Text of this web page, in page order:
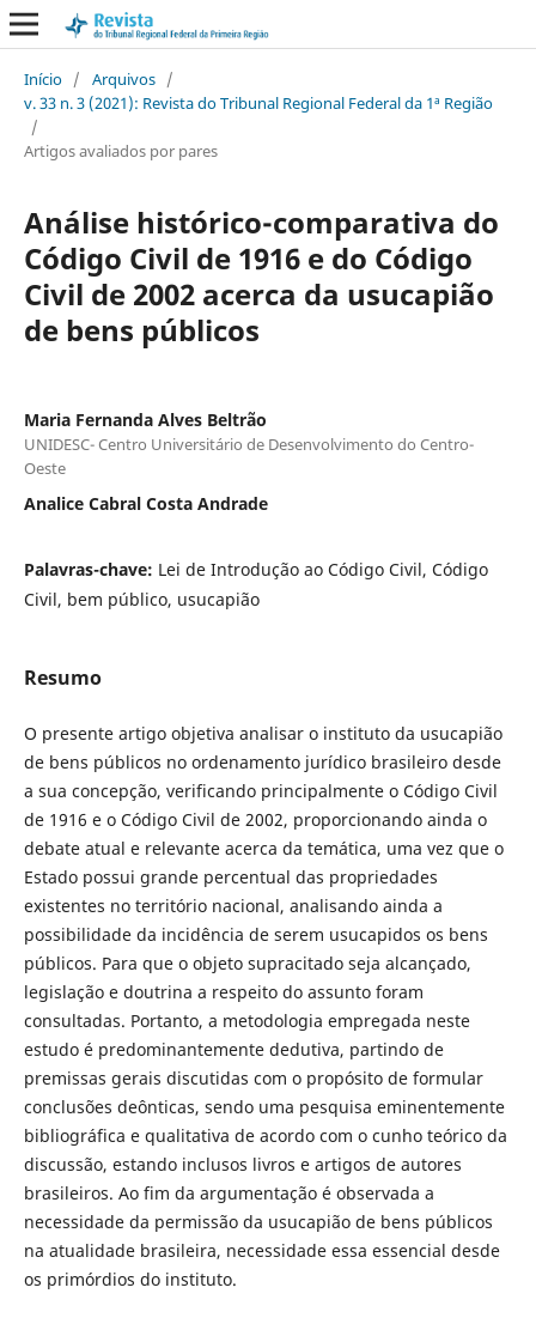
Início / Arquivos /
v. 33 n. 3 (2021): Revista do Tribunal Regional Federal da 1ª Região
/
Artigos avaliados por pares
Análise histórico-comparativa do
Código Civil de 1916 e do Código
Civil de 2002 acerca da usucapião
de bens públicos
Maria Fernanda Alves Beltrão
UNIDESC- Centro Universitário de Desenvolvimento do Centro-
Oeste
Analice Cabral Costa Andrade
Palavras-chave: Lei de Introdução ao Código Civil, Código
Civil, bem público, usucapião
Resumo
O presente artigo objetiva analisar o instituto da usucapião
de bens públicos no ordenamento jurídico brasileiro desde
a sua concepção, verificando principalmente o Código Civil
de 1916 e o Código Civil de 2002, proporcionando ainda o
debate atual e relevante acerca da temática, uma vez que o
Estado possui grande percentual das propriedades
existentes no território nacional, analisando ainda a
possibilidade da incidência de serem usucapidos os bens
públicos. Para que o objeto supracitado seja alcançado,
legislação e doutrina a respeito do assunto foram
consultadas. Portanto, a metodologia empregada neste
estudo é predominantemente dedutiva, partindo de
premissas gerais discutidas com o propósito de formular
conclusões deônticas, sendo uma pesquisa eminentemente
bibliográfica e qualitativa de acordo com o cunho teórico da
discussão, estando inclusos livros e artigos de autores
brasileiros. Ao fim da argumentação é observada a
necessidade da permissão da usucapião de bens públicos
na atualidade brasileira, necessidade essa essencial desde
os primórdios do instituto.